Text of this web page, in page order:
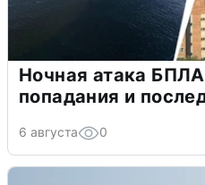
Ночная атака
попадания и
6 августа 0